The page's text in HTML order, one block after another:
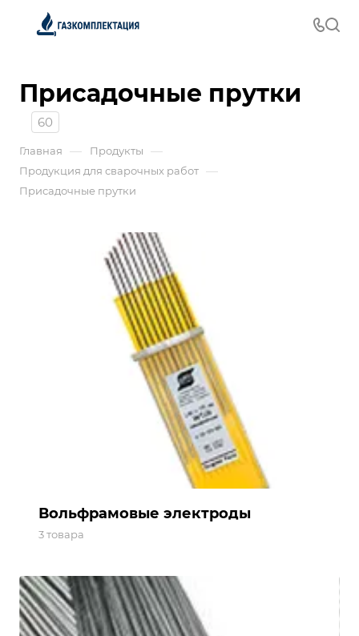
Присадочные прутки
60
Главная — Продукты —
Продукция для сварочных работ —
Присадочные прутки
Вольфрамовые электроды
3 товара